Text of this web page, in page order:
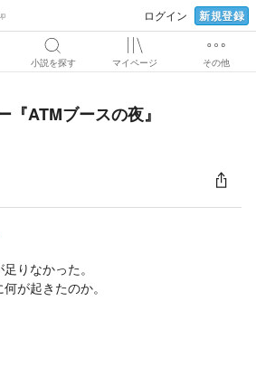
ログイン 新規登録
小説を探す マイページ その他
『ATMブースの夜』
りなかった。
が起きたのか。